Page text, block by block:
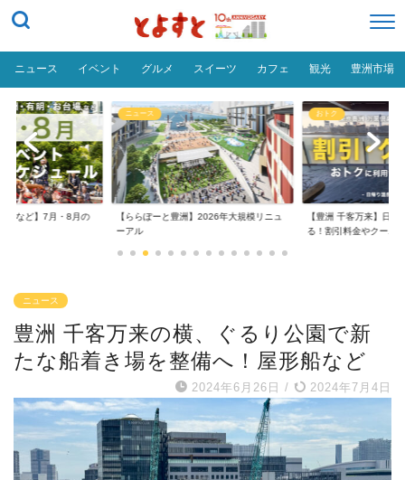
ニュース イベント グルメ スイーツ カフェ 観光 豊洲市場
場など】7月・8月の
ニュース
【ららぽーと豊洲】2026年大規模リニュ
ーアル
おトク
【豊洲 千客万来】日帰
る！割引料金やクーポ...
ニュース
豊洲 千客万来の横、ぐるり公園で新
たな船着き場を整備へ！屋形船など
2024年6月26日 / 2024年7月4日